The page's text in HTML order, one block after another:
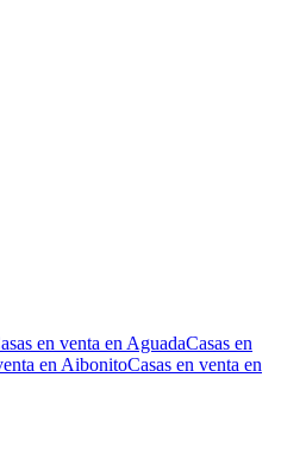
en venta en AguadaCasas en
en AibonitoCasas en venta en